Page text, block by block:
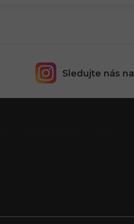
Sledujte nás na